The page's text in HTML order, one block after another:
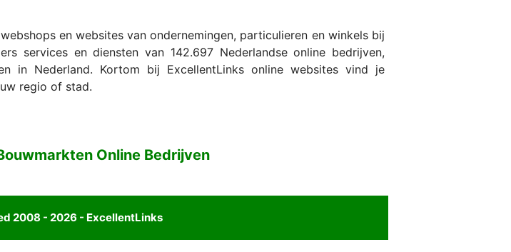
en websites van ondernemingen, particulieren en winkels bij
services en diensten van 142.697 Nederlandse online bedrijven,
in Nederland. Kortom bij ExcellentLinks online websites vind je
regio of stad.
Online Bedrijven
2008 - 2026 - ExcellentLinks